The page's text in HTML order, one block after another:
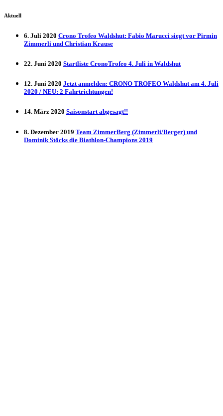
Aktuell
6. Juli 2020 Crono Trofeo Waldshut: Fabio Marucci siegt vor Pirmin
Zimmerli und Christian Krause
22. Juni 2020 Startliste CronoTrofeo 4. Juli in Waldshut
12. Juni 2020 Jetzt anmelden: CRONO TROFEO Waldshut am 4. Juli
2020 / NEU: 2 Fahrtrichtungen!
14. März 2020 Saisonstart abgesagt!!
8. Dezember 2019 Team ZimmerBerg (Zimmerli/Berger) und
Dominik Stöcks die Biathlon-Champions 2019